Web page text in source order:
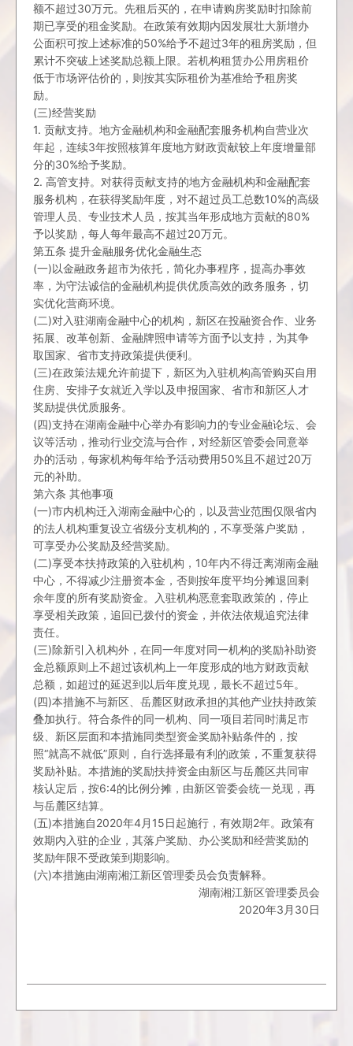
额不超过30万元。先租后买的，在申请购房奖励时扣除前
期已享受的租金奖励。在政策有效期内因发展壮大新增办
公面积可按上述标准的50%给予不超过3年的租房奖励，但
累计不突破上述奖励总额上限。若机构租赁办公用房租价
低于市场评估价的，则按其实际租价为基准给予租房奖
励。
(三)经营奖励
1. 贡献支持。地方金融机构和金融配套服务机构自营业次
年起，连续3年按照核算年度地方财政贡献较上年度增量部
分的30%给予奖励。
2. 高管支持。对获得贡献支持的地方金融机构和金融配套
服务机构，在获得奖励年度，对不超过员工总数10%的高级
管理人员、专业技术人员，按其当年形成地方贡献的80%
予以奖励，每人每年最高不超过20万元。
第五条 提升金融服务优化金融生态
(一)以金融政务超市为依托，简化办事程序，提高办事效
率，为守法诚信的金融机构提供优质高效的政务服务，切
实优化营商环境。
(二)对入驻湖南金融中心的机构，新区在投融资合作、业务
拓展、改革创新、金融牌照申请等方面予以支持，为其争
取国家、省市支持政策提供便利。
(三)在政策法规允许前提下，新区为入驻机构高管购买自用
住房、安排子女就近入学以及申报国家、省市和新区人才
奖励提供优质服务。
(四)支持在湖南金融中心举办有影响力的专业金融论坛、会
议等活动，推动行业交流与合作，对经新区管委会同意举
办的活动，每家机构每年给予活动费用50%且不超过20万
元的补助。
第六条 其他事项
(一)市内机构迁入湖南金融中心的，以及营业范围仅限省内
的法人机构重复设立省级分支机构的，不享受落户奖励，
可享受办公奖励及经营奖励。
(二)享受本扶持政策的入驻机构，10年内不得迁离湖南金融
中心，不得减少注册资本金，否则按年度平均分摊退回剩
余年度的所有奖励资金。入驻机构恶意套取政策的，停止
享受相关政策，追回已拨付的资金，并依法依规追究法律
责任。
(三)除新引入机构外，在同一年度对同一机构的奖励补助资
金总额原则上不超过该机构上一年度形成的地方财政贡献
总额，如超过的延迟到以后年度兑现，最长不超过5年。
(四)本措施不与新区、岳麓区财政承担的其他产业扶持政策
叠加执行。符合条件的同一机构、同一项目若同时满足市
级、新区层面和本措施同类型资金奖励补贴条件的，按
照“就高不就低”原则，自行选择最有利的政策，不重复获得
奖励补贴。本措施的奖励扶持资金由新区与岳麓区共同审
核认定后，按6:4的比例分摊，由新区管委会统一兑现，再
与岳麓区结算。
(五)本措施自2020年4月15日起施行，有效期2年。政策有
效期内入驻的企业，其落户奖励、办公奖励和经营奖励的
奖励年限不受政策到期影响。
(六)本措施由湖南湘江新区管理委员会负责解释。
湖南湘江新区管理委员会
2020年3月30日